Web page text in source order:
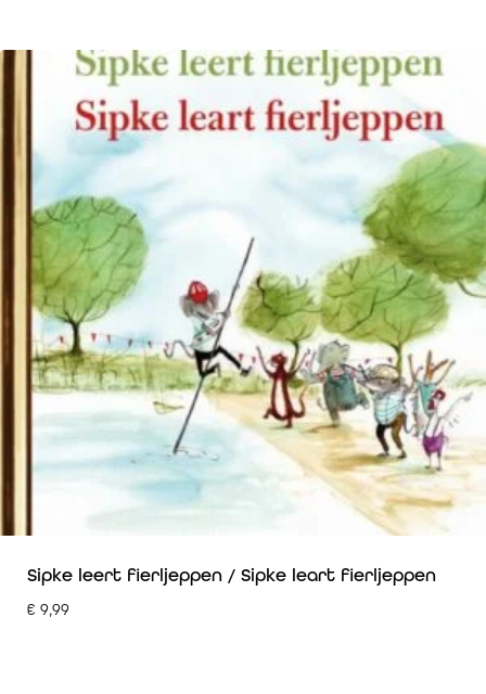
Sipke leert fierljeppen / Sipke leart fierljeppen
€ 9,99